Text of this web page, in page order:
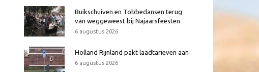
Buikschuiven en Tobbedansen terug
van weggeweest bij Najaarsfeesten
6 augustus 2026
Holland Rijnland pakt laadtarieven aan
6 augustus 2026